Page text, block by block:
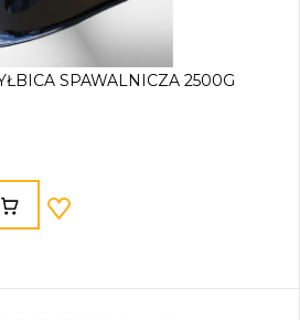
SPAWALNICZA 2500G